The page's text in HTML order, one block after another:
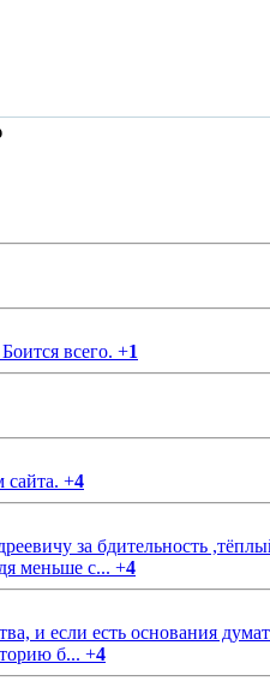
всего. +1
+4
за бдительность
меньше с... +4
если есть основания
б... +4